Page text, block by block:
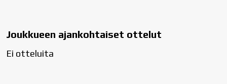
Joukkueen ajankohtaiset ottelut
Ei otteluita